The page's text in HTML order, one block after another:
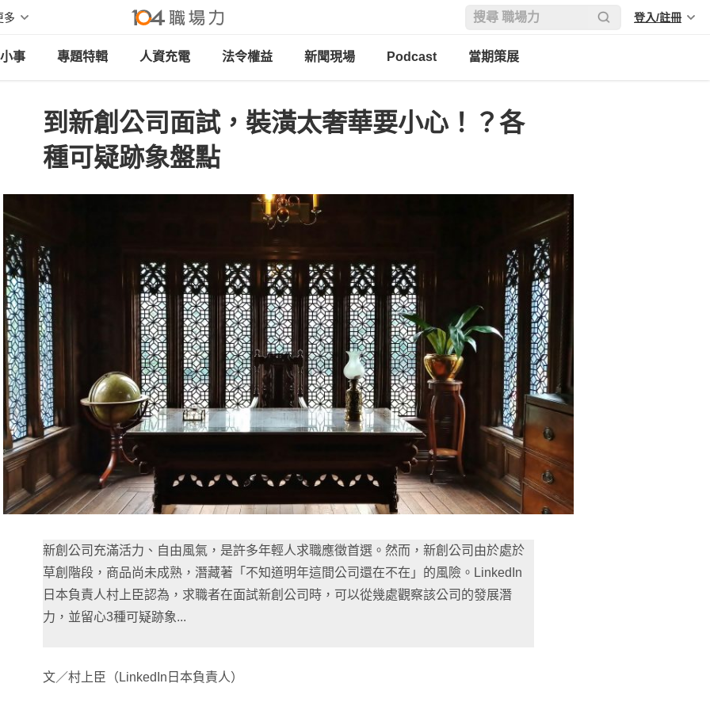
多 登入/註冊
事 專題特輯 人資充電 法令權益 新聞現場 Podcast 當期策展
到新創公司面試，裝潢太奢華要小心！？各
種可疑跡象盤點
新創公司充滿活力、自由風氣，是許多年輕人求職應徵首選。然而，新創公司由於處於
草創階段，商品尚未成熟，潛藏著「不知道明年這間公司還在不在」的風險。LinkedIn
日本負責人村上臣認為，求職者在面試新創公司時，可以從幾處觀察該公司的發展潛
力，並留心3種可疑跡象...
文／村上臣（LinkedIn日本負責人）